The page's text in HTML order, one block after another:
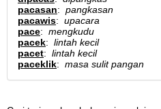
pacasan: pangkasan
pacawis: upacara
pace: mengkudu
pacek: lintah kecil
pacet: lintah kecil
paceklik: masa sulit pangan